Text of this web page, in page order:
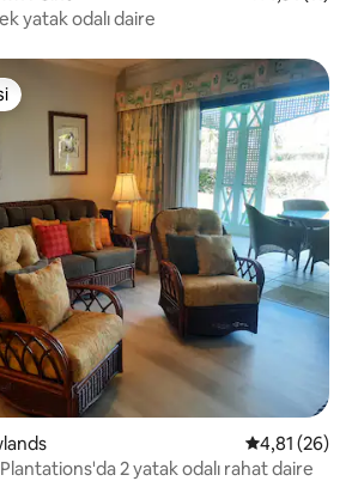
yatak odalı daire
5 üzerinden
4,81 (26)
2 yatak odalı rahat daire